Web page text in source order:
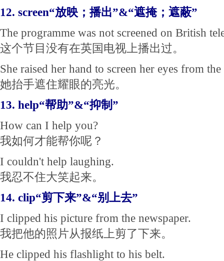
12. screen“放映；播出”&“遮掩；遮蔽”
The programme was not screened on British
这个节目没有在英国电视上播出过。
She raised her hand to screen her eyes from
她抬手遮住耀眼的亮光。
13. help“帮助”&“抑制”
How can I help you?
我如何才能帮你呢？
I couldn't help laughing.
我忍不住大笑起来。
14. clip“剪下来”&“别上去”
I clipped his picture from the newspaper.
我把他的照片从报纸上剪了下来。
He clipped his flashlight to his belt.